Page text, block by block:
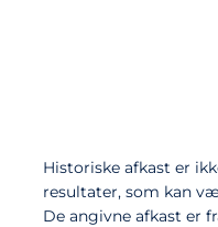
Historiske afkast er
resultater, som kan
De angivne afkast er